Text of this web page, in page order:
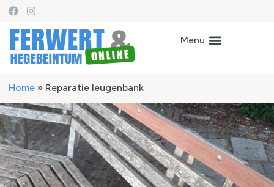
Home » Reparatie leugenbank